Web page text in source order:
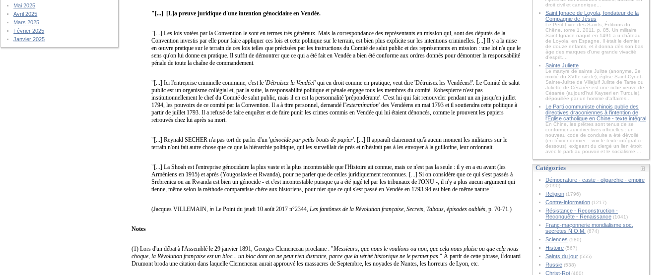
Mai 2025
Avril 2025
Mars 2025
Février 2025
Janvier 2025
"[...] [L]a preuve juridique d'une intention génocidaire en Vendée.
"[...] Les lois votées par la Convention le sont en termes très généraux. Mais la correspondance des représentants en mission qui, sont des députés de la
Convention investis par elle pour faire appliquer ces lois et cette politique sur le terrain, est bien plus explicite sur les intentions criminelles. [...] Il y a la mise
en œuvre pratique sur le terrain de ces lois telles que précisées par les instructions du Comité de salut public et des représentants en mission : une loi n'a que le
sens qu'on lui donne en pratique. Il suffit de démontrer que ce qui a été fait en Vendée a bien été conforme aux ordres donnés pour démontrer la responsabilité
pénale de toute la chaîne de commandement.
"[...] Ici l'entreprise criminelle commune, c'est le 'Détruisez la Vendée!' qui en droit comme en pratique, veut dire 'Détruisez les Vendéens!'. Le Comité de salut
public est un organisme collégial et, par la suite, la responsabilité politique et pénale engage tous les membres du comité. Robespierre n'est pas
institutionnellement le chef du Comité de salut public, mais il en est la personnalité 'prépondérante'. C'est lui qui fait renouveler pendant un an jusqu'en juillet
1794, les pouvoirs de ce comité par la Convention. Il a à titre personnel, demandé l''extermination' des Vendéens en mai 1793 et il soutiendra cette politique à
partir de juillet 1793. Il a refusé de faire enquêter et de faire punir les crimes commis en Vendée qui lui étaient dénoncés, comme le prouvent les papiers
retrouvés chez lui après sa mort.
"[...] Reynald SECHER n'a pas tort de parler d'un 'génocide par petits bouts de papier'. [...] Il apparaît clairement qu'à aucun moment les militaires sur le
terrain n'ont fait autre chose que ce que la hiérarchie politique, qui les surveillait de près et n'hésitait pas à les envoyer à la guillotine, leur ordonnait.
"[...] La Shoah est l'entreprise génocidaire la plus vaste et la plus incontestable que l'Histoire ait connue, mais ce n'est pas la seule : il y en a eu avant (les
Arméniens en 1915) et après (Yougoslavie et Rwanda), pour ne parler que de celles juridiquement reconnues. [...] Si on considère que ce qui s'est passés à
Srebrenica ou au Rwanda est bien un génocide - et c'est incontestable puisque ça a été jugé tel par les tribunaux de l'ONU -, il n'y a plus aucun argument qui
tienne, même selon la méthode comparatiste chère aux historiens, pour nier que ce qui s'est passé en Vendée en 1793-94 est bien de même nature."
(Jacques VILLEMAIN, in Le Point du jeudi 10 août 2017 n°2344, Les fantômes de la Révolution française, Secrets, Tabous, épisodes oubliés , p. 70-71.)
Notes
(1) Lors d'un débat à l'Assemblé le 29 janvier 1891, Georges Clemenceau proclame : "Messieurs, que nous le voulions ou non, que cela nous plaise ou que cela nous
choque, la Révolution française est un bloc... un bloc dont on ne peut rien distraire, parce que la vérité historique ne le permet pas ." À partir de cette phrase, Édouard
Drumont broda une citation dans laquelle Clemenceau aurait approuvé les massacres de Septembre, les noyades de Nantes, les horreurs de Lyon, etc.
droit civil et canonique...
Saint Ignace de Loyola, fondateur de la
Compagnie de Jésus
Le Petit Livre des Saints, Éditions du
Chêne, tome 1, 2011, p. 85. Un militaire
Saint Ignace naquit en 1491 a u château
de Loyola, en Espagne. Il était le dernier
de douze enfants, et il donna dès son bas
âge des marques d'une grande vivacité
d'esprit....
Sainte Juliette
Le martyre de sainte Julitte (anonyme, 2e
moitié du XVIIe siècle), église Saint-Cyr-et-
Sainte-Julitte de Villejuif Julitte de Tarse ou
Juliette de Césarée est une riche veuve de
Césarée (aujourd'hui Kayseri en Turquie),
dépouillée par un homme d'affaires...
Le Parti communiste chinois publie des
directives draconiennes à l'intention de
l'Église catholique en Chine - texte intégral
En Chine, les prêtres sont tenus de se
conformer aux directives officielles : un
nouveau code de conduite a été dévoilé
(en février dernier – voir le texte intégral ci-
dessous), exigeant du clergé un lien étroit
avec le parti au pouvoir et le socialisme....
Catégories
Démocrature - caste - oligarchie - empire
(2090)
Religion(1796)
Contre-information(1217)
Résistance - Reconstruction -
Reconquête - Renaissance(1041)
Franc-maçonnerie mondialisme soc.
secrètes N.O.M. (674)
Sciences (580)
Histoire(567)
Saints du jour(555)
Russie(538)
Christ-Roi(460)